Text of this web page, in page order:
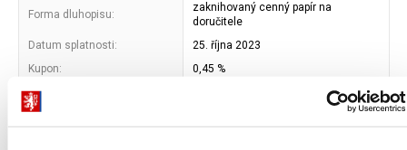
Forma dluhopisu:
zaknihovaný cenný papír na
doručitele
Datum splatnosti:
25. října 2023
Kupon:
0,45 %
Poměrný výnos dluhopisu:
Jmenovitá hodnota
dluhopisů: